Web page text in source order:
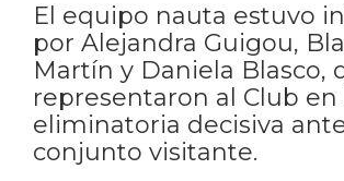
El equipo nauta estuvo
por Alejandra Guigou,
Martín y Daniela Blasco,
representaron al Club en
eliminatoria decisiva
conjunto visitante.